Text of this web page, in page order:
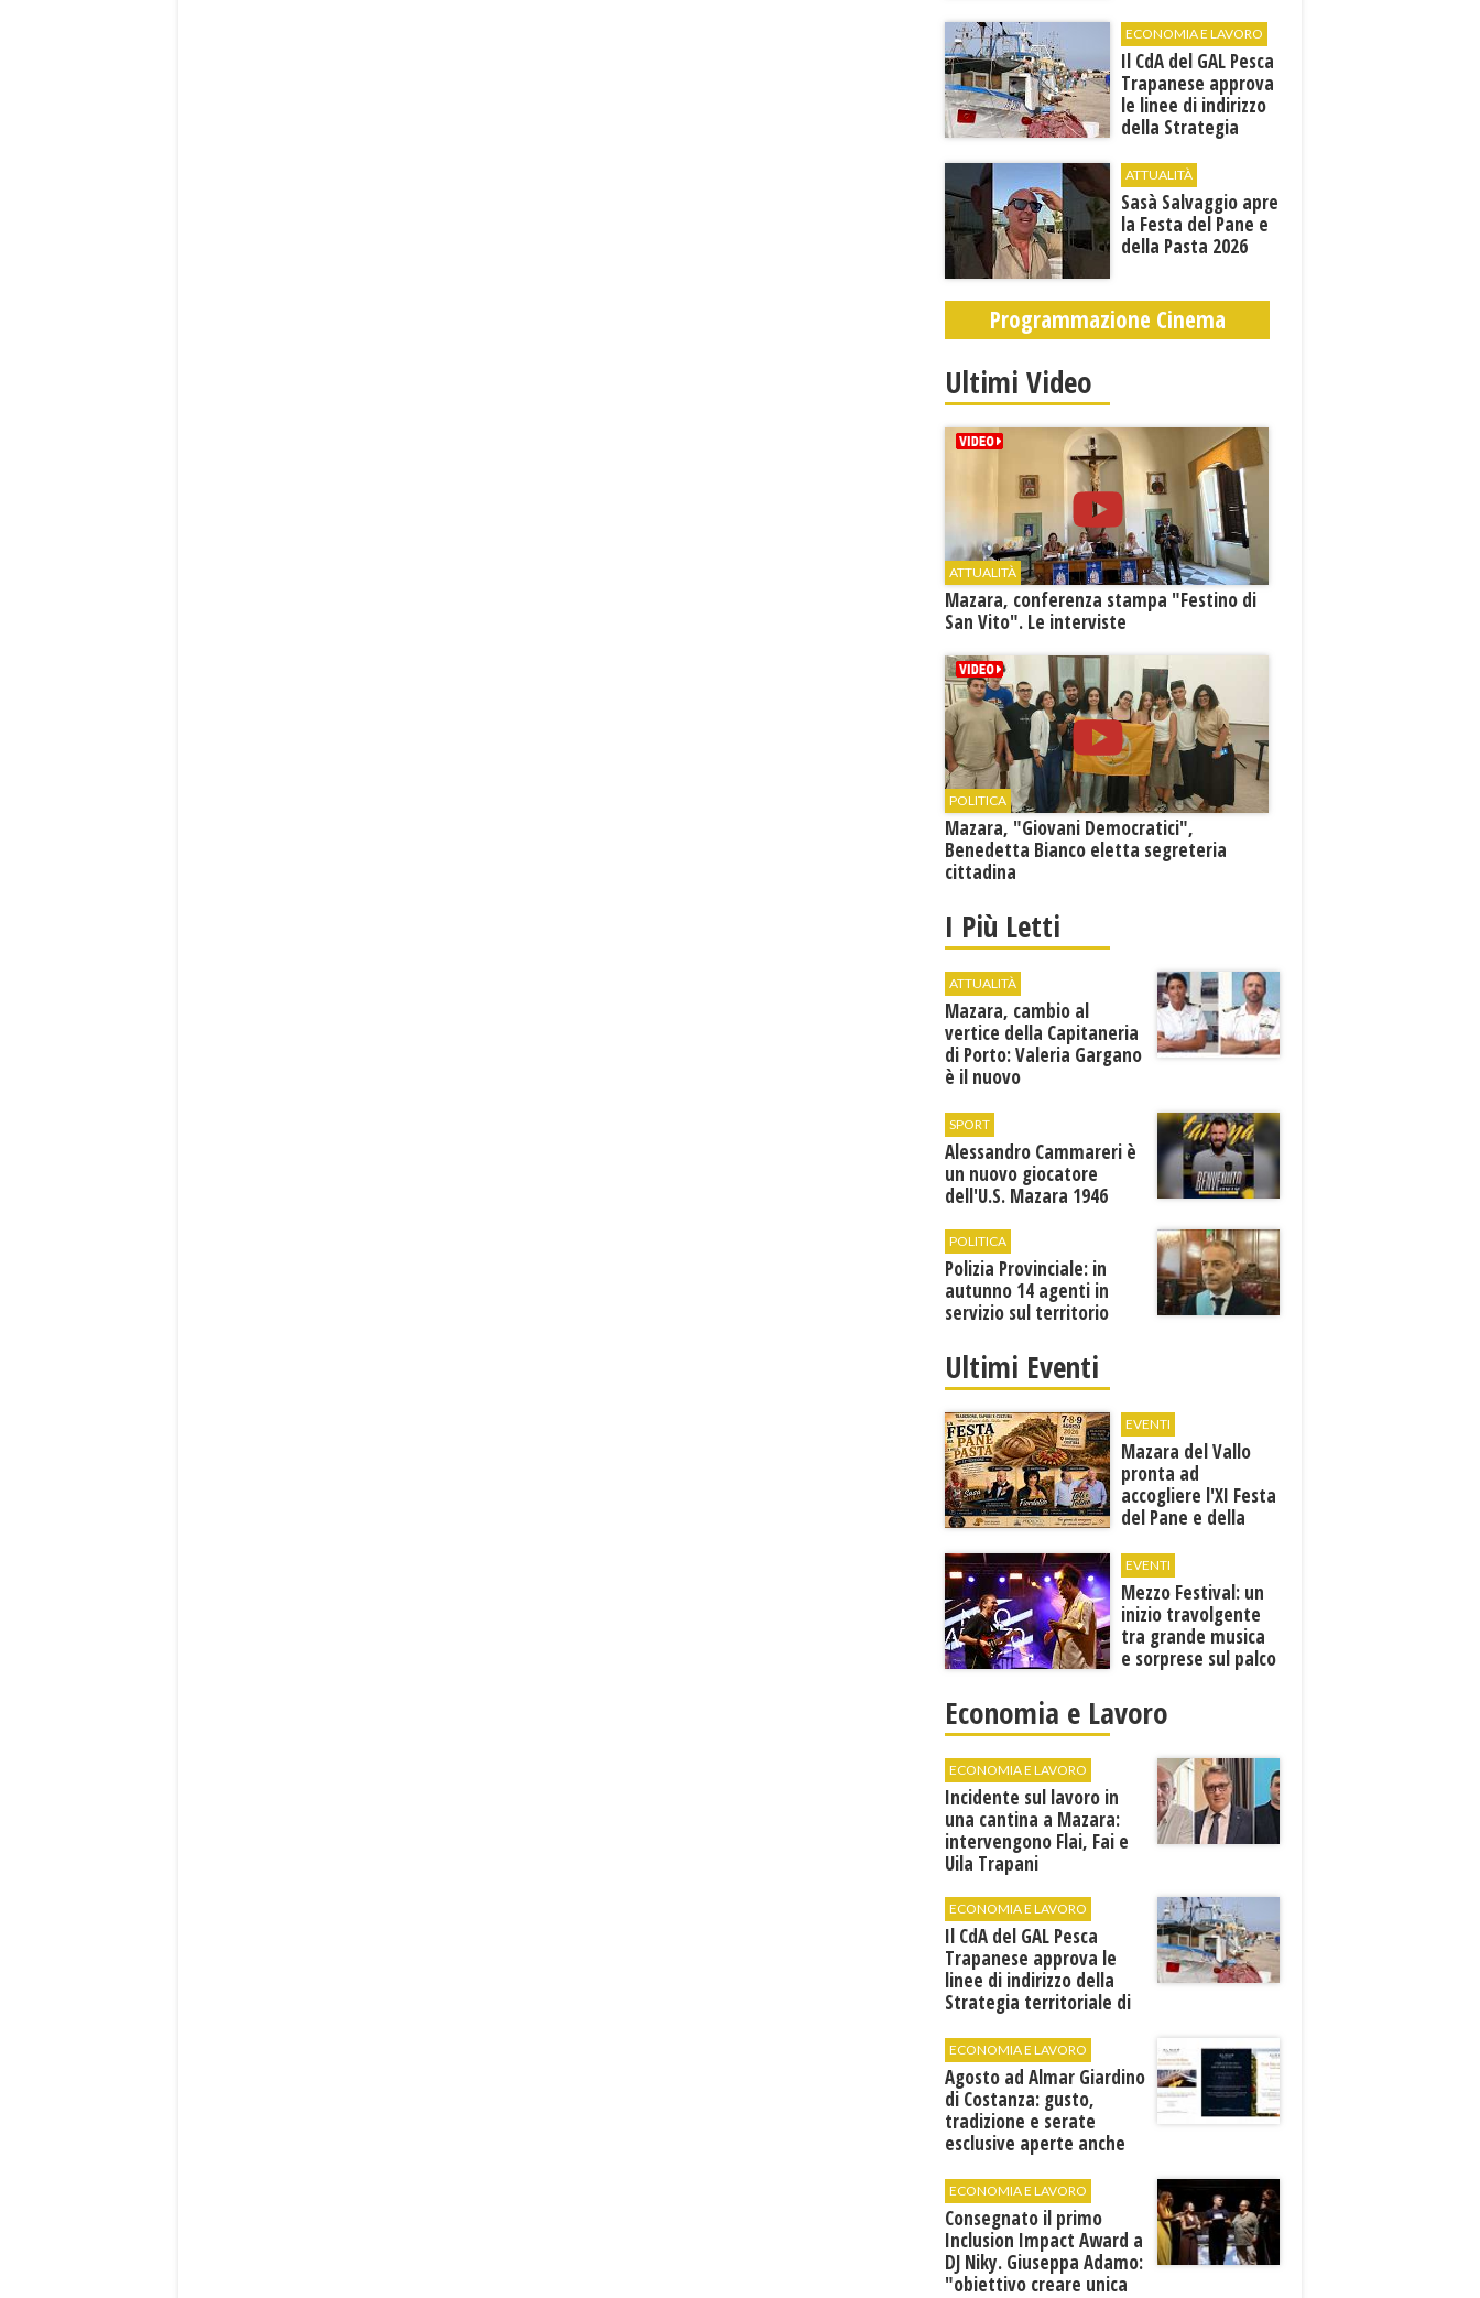
condizioni al "Villa
Sofia"
ECONOMIA E LAVORO
Il CdA del GAL Pesca
Trapanese approva
le linee di indirizzo
della Strategia
sviluppo
ATTUALITÀ
Sasà Salvaggio apre
la Festa del Pane e
della Pasta 2026
Programmazione Cinema
Ultimi Video
ATTUALITÀ
Mazara, conferenza stampa "Festino di
San Vito". Le interviste
POLITICA
Mazara, "Giovani Democratici",
Benedetta Bianco eletta segreteria
cittadina
I Più Letti
ATTUALITÀ
Mazara, cambio al
vertice della Capitaneria
di Porto: Valeria Gargano
è il nuovo
SPORT
Alessandro Cammareri è
un nuovo giocatore
dell'U.S. Mazara 1946
POLITICA
Polizia Provinciale: in
autunno 14 agenti in
servizio sul territorio
Ultimi Eventi
EVENTI
Mazara del Vallo
pronta ad
accogliere l'XI Festa
del Pane e della
EVENTI
Mezzo Festival: un
inizio travolgente
tra grande musica
e sorprese sul palco
Economia e Lavoro
ECONOMIA E LAVORO
Incidente sul lavoro in
una cantina a Mazara:
intervengono Flai, Fai e
Uila Trapani
ECONOMIA E LAVORO
Il CdA del GAL Pesca
Trapanese approva le
linee di indirizzo della
Strategia territoriale di
ECONOMIA E LAVORO
Agosto ad Almar Giardino
di Costanza: gusto,
tradizione e serate
esclusive aperte anche
ECONOMIA E LAVORO
Consegnato il primo
Inclusion Impact Award a
DJ Niky. Giuseppa Adamo:
"obiettivo creare unica